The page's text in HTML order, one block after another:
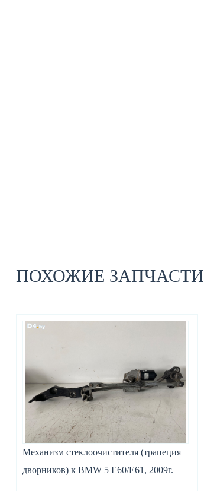
ПОХОЖИЕ ЗАПЧАСТИ
Механизм стеклоочистителя (трапеция
дворников) к BMW 5 E60/E61, 2009г.